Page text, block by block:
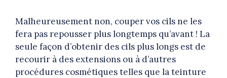
Malheureusement non, couper vos cils ne les
fera pas repousser plus longtemps qu’avant ! La
seule façon d’obtenir des cils plus longs est de
recourir à des extensions ou à d’autres
procédures cosmétiques telles que la teinture